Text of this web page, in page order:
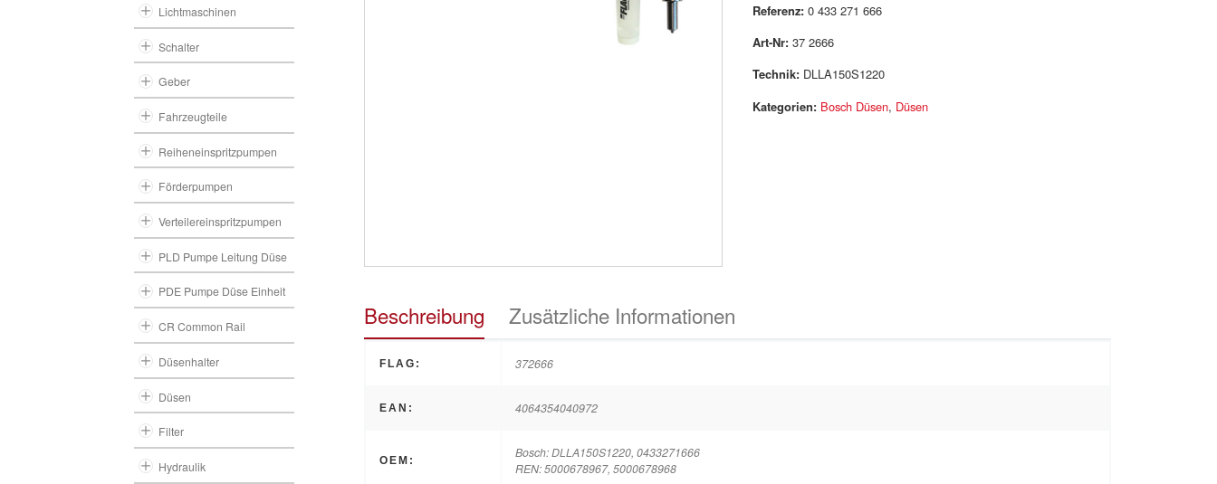
Referenz: 0 433 271 666
Art-Nr: 37 2666
Technik: DLLA150S1220
Kategorien: Bosch Düsen, Düsen
Beschreibung Zusätzliche Informationen
FLAG: 372666
EAN: 4064354040972
OEM:
Bosch: DLLA150S1220, 0433271666
REN: 5000678967, 5000678968
Lichtmaschinen
Schalter
Geber
Fahrzeugteile
Reiheneinspritzpumpen
Förderpumpen
Verteilereinspritzpumpen
PLD Pumpe Leitung Düse
PDE Pumpe Düse Einheit
CR Common Rail
Düsenhalter
Düsen
Filter
Hydraulik